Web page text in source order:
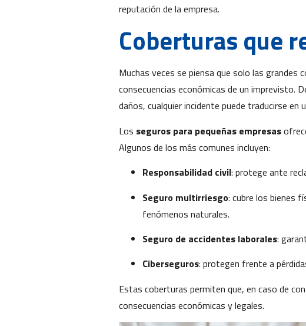
reputación de la empresa.
Coberturas que
Muchas veces se piensa que solo las grandes
consecuencias económicas de un imprevisto.
daños, cualquier incidente puede traducirse en
Los seguros para pequeñas empresas
Algunos de los más comunes incluyen:
Responsabilidad civil: protege ante
Seguro multirriesgo: cubre los bienes
fenómenos naturales.
Seguro de accidentes laborales:
Ciberseguros: protegen frente a
Estas coberturas permiten que, en caso de
consecuencias económicas y legales.